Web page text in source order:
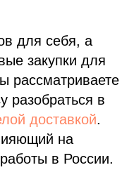
для себя, а
закупки для
рассматриваете
разобраться в
доставкой.
на
в России.